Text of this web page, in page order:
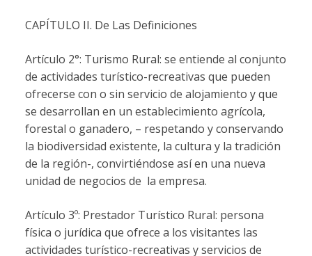
CAPÍTULO II. De Las Definiciones
Artículo 2°: Turismo Rural: se entiende al conjunto
de actividades turístico-recreativas que pueden
ofrecerse con o sin servicio de alojamiento y que
se desarrollan en un establecimiento agrícola,
forestal o ganadero, – respetando y conservando
la biodiversidad existente, la cultura y la tradición
de la región-, convirtiéndose así en una nueva
unidad de negocios de la empresa.
Artículo 3º: Prestador Turístico Rural: persona
física o jurídica que ofrece a los visitantes las
actividades turístico-recreativas y servicios de